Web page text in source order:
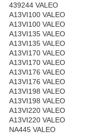
439244 VALEO
A13VI100 VALEO
A13VI100 VALEO
A13VI135 VALEO
A13VI135 VALEO
A13VI170 VALEO
A13VI170 VALEO
A13VI176 VALEO
A13VI176 VALEO
A13VI198 VALEO
A13VI198 VALEO
A13VI220 VALEO
A13VI220 VALEO
NA445 VALEO